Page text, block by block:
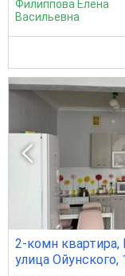
Филиппова Елена
Васильевна
2-комн квартира,
улица Ойунского,